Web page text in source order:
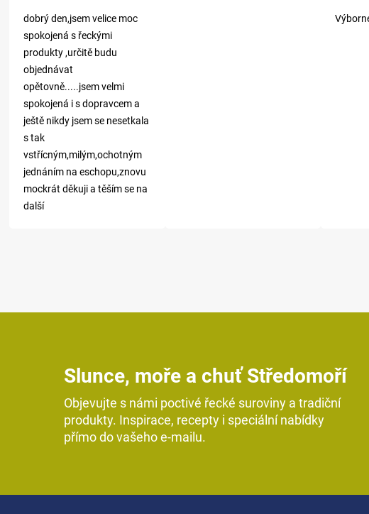
dobrý den,jsem velice moc
spokojená s řeckými
produkty ,určitě budu
objednávat
opětovně.....jsem velmi
spokojená i s dopravcem a
ještě nikdy jsem se nesetkala
s tak
vstřícným,milým,ochotným
jednáním na eschopu,znovu
mockrát děkuji a těším se na
další
Slunce, moře a chuť Středomoří
Objevujte s námi poctivé řecké suroviny a tradiční
produkty. Inspirace, recepty i speciální nabídky
přímo do vašeho e-mailu.